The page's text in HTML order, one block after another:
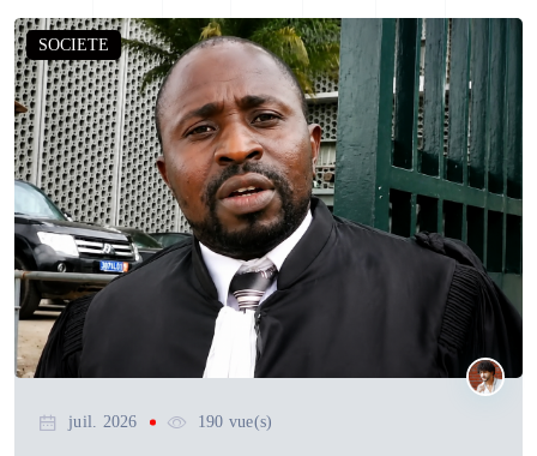
SOCIETE
juil. 2026 190 vue(s)